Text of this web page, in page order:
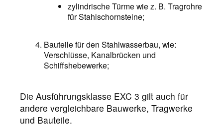
zylindrische Türme wie z. B. Tragrohre
für Stahlschornsteine;
Bauteile für den Stahlwasserbau, wie:
Verschlüsse, Kanalbrücken und
Schiffshebewerke;
Die Ausführungsklasse EXC 3 gilt auch für
andere vergleichbare Bauwerke, Tragwerke
und Bauteile.